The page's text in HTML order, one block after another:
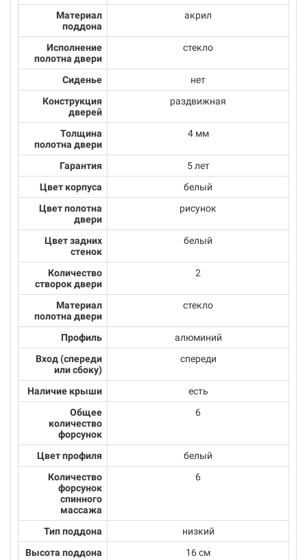
Материал
поддона
акрил
Исполнение
полотна двери
стекло
Сиденье
нет
Конструкция
дверей
раздвижная
Толщина
полотна двери
4 мм
Гарантия
5 лет
Цвет корпуса
белый
Цвет полотна
двери
рисунок
Цвет задних
стенок
белый
Количество
створок двери
2
Материал
полотна двери
стекло
Профиль
алюминий
Вход (спереди
или сбоку)
спереди
Наличие крыши
есть
Общее
количество
форсунок
6
Цвет профиля
белый
Количество
форсунок
спинного
массажа
6
Тип поддона
низкий
Высота поддона
16 см